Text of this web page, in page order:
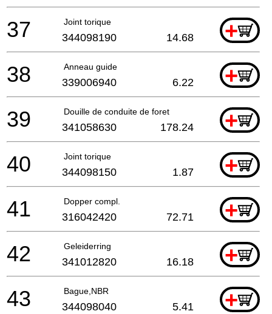
Joint torique +
37 344098190 14.68
Anneau guide +
38 339006940 6.22
Douille de conduite de foret +
39 341058630 178.24
Joint torique +
40 344098150 1.87
Dopper compl. +
41 316042420 72.71
Geleiderring +
42 341012820 16.18
Bague,NBR +
43 344098040 5.41